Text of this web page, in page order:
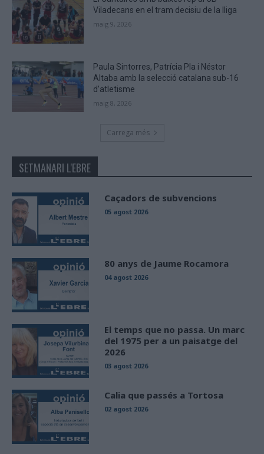
Viladecans en el tram decisiu de la lliga
maig 9, 2026
Paula Sintorres, Patrícia Pla i Néstor
Altaba amb la selecció catalana sub-16
d’atletisme
maig 8, 2026
Carrega més
SETMANARI L'EBRE
Caçadors de subvencions
05 agost 2026
80 anys de Jaume Rocamora
04 agost 2026
El temps que no passa. Un marc
del 1975 per a un paisatge del
2026
03 agost 2026
Calia que passés a Tortosa
02 agost 2026